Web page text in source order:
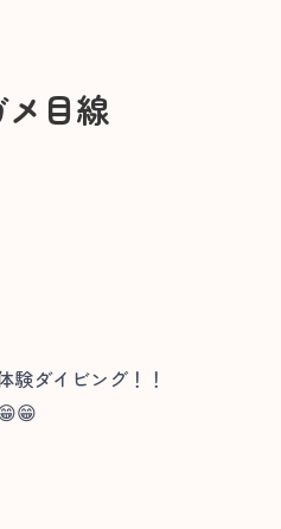
目線
ダイビング！！